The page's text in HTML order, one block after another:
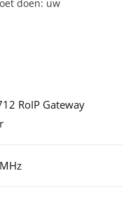
doen: uw
RoIP Gateway